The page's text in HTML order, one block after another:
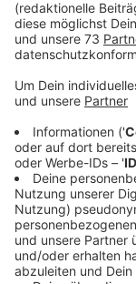
Anzeige
Anzeige
Der Bocholter
und will den
Bocholt
in den nächsten